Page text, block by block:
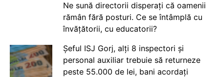
Ne sună directorii disperați că oamenii
rămân fără posturi. Ce se întâmplă cu
învățătorii, cu educatorii?
Șeful ISJ Gorj, alți 8 inspectori și
personal auxiliar trebuie să returneze
peste 55.000 de lei, bani acordați